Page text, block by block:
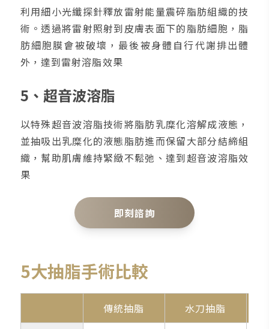
利用細小光纖探針釋放雷射能量震碎脂肪組織的技
術。透過將雷射照射到皮膚表面下的脂肪細胞，脂
肪細胞膜會被破壞，最後被身體自行代謝排出體
外，達到雷射溶脂效果
5、超音波溶脂
以特殊超音波溶脂技術將脂肪乳糜化溶解成液態，
並抽吸出乳糜化的液態脂肪進而保留大部分結締組
織，幫助肌膚維持緊緻不鬆弛、達到超音波溶脂效
果
即刻諮詢
5大抽脂手術比較
傳統抽脂 水刀抽脂